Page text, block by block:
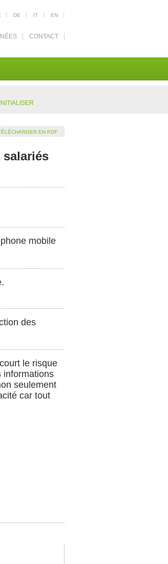
DE IT EN
CONTACT
EN PDF
mobile
des
le risque
informations
seulement
car tout